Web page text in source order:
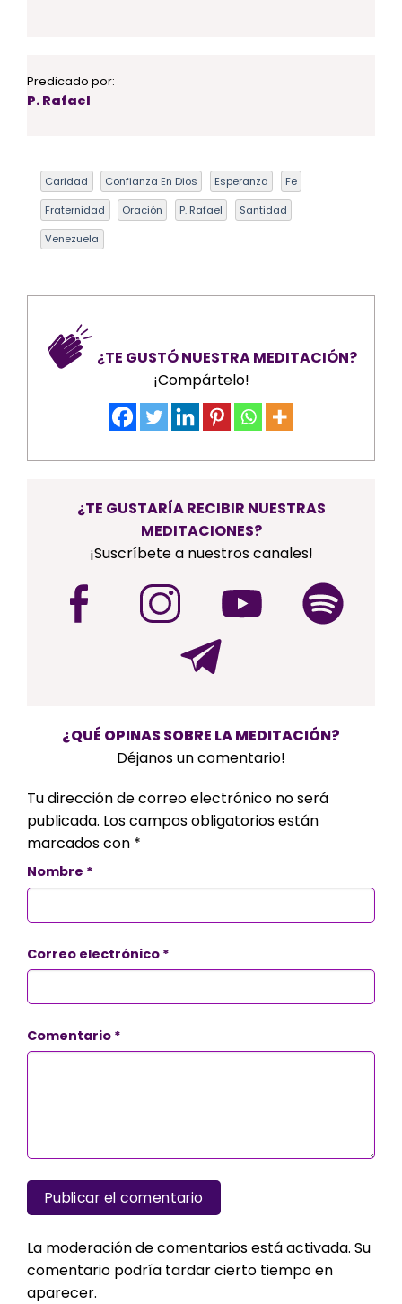
Predicado por:
P. Rafael
Caridad Confianza En Dios Esperanza Fe
Fraternidad Oración P. Rafael Santidad
Venezuela
¿TE GUSTÓ NUESTRA MEDITACIÓN?
¡Compártelo!
¿TE GUSTARÍA RECIBIR NUESTRAS
MEDITACIONES?
¡Suscríbete a nuestros canales!
¿QUÉ OPINAS SOBRE LA MEDITACIÓN?
Déjanos un comentario!
Tu dirección de correo electrónico no será
publicada. Los campos obligatorios están
marcados con *
Nombre *
Correo electrónico *
Comentario *
La moderación de comentarios está activada. Su
comentario podría tardar cierto tiempo en
aparecer.